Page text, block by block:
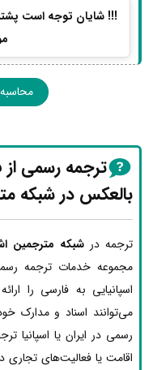
!!! شایان توجه است
ترجمه رسمی از
بالعکس در شبکه
ترجمه درشبکه مترجمین
مجموعه خدمات ترجمه
اسپانیایی به فارسی را
می‌توانند اسناد و مدارک
رسمی در ایران یا اسپانیا
اقامت یا فعالیت‌های تجاری